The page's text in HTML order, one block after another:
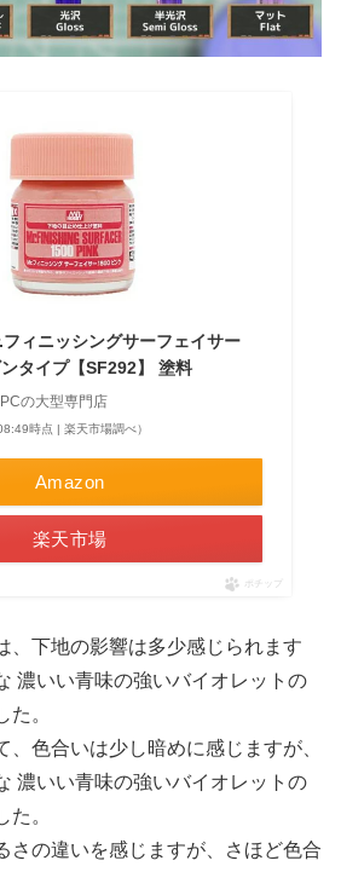
ィニッシングサーフェイサー
タイプ【SF292】 塗料
の大型専門店
時点 | 楽天市場調べ）
Amazon
楽天市場
ポチップ
、下地の影響は多少感じられます
濃いい青味の強いバイオレットの
。
、色合いは少し暗めに感じますが、
濃いい青味の強いバイオレットの
。
さの違いを感じますが、さほど色合